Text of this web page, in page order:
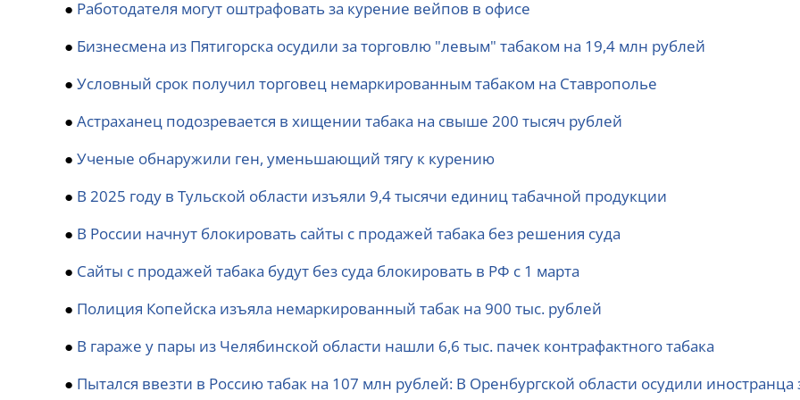
● Работодателя могут оштрафовать за курение вейпов в офисе
● Бизнесмена из Пятигорска осудили за торговлю "левым" табаком на 19,4 млн рублей
● Условный срок получил торговец немаркированным табаком на Ставрополье
● Астраханец подозревается в хищении табака на свыше 200 тысяч рублей
● Ученые обнаружили ген, уменьшающий тягу к курению
● В 2025 году в Тульской области изъяли 9,4 тысячи единиц табачной продукции
● В России начнут блокировать сайты с продажей табака без решения суда
● Сайты с продажей табака будут без суда блокировать в РФ с 1 марта
● Полиция Копейска изъяла немаркированный табак на 900 тыс. рублей
● В гараже у пары из Челябинской области нашли 6,6 тыс. пачек контрафактного табака
● Пытался ввезти в Россию табак на 107 млн рублей: В Оренбургской области осудили иностранца